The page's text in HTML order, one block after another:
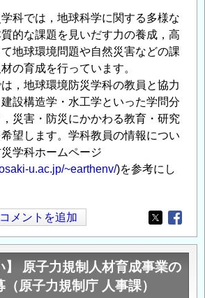
科では，地球科学に関する多様な
的な課題を見いだす力の養成，高
地球環境問題や自然災害などの課
の育成を行っています。
，地球環境防災学科の教員と協力
設構造学・水工学といった学問分
災害・防災にかかわる教育・研究
望します。学科教員の情報につい
学科ホームページ
u.ac.jp/~earthenv/)を参考にし
コメントを追加
Opens in
】 原子力規制人材育成事業の
原子力規制庁 人事課）